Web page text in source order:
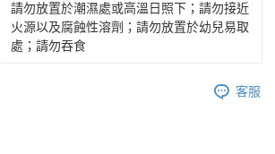
請勿放置於潮濕處或高溫日照下；請勿接近
火源以及腐蝕性溶劑；請勿放置於幼兒易取
處；請勿吞食
客服